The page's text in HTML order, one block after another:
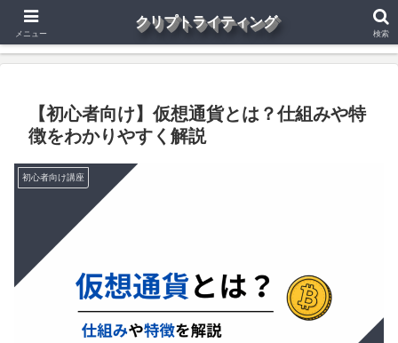
仮想通貨 投資 副業 その他
【初心者向け】仮想通貨とは？仕組みや特
徴をわかりやすく解説
初心者向け講座
メニュー
クリプトライティング
検索